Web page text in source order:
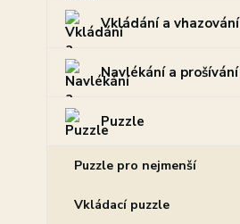
Vkládání a vhazování
Navlékání a prošívání
Puzzle
Puzzle pro nejmenší
Vkládací puzzle